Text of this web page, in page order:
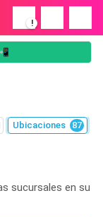
!
Ubicaciones 87
sucursales en su